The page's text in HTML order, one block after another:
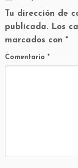
Tu dirección de
publicada. Los
marcados con *
Comentario *